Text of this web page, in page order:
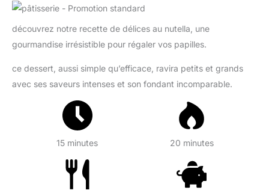
découvrez notre recette de délices au nutella, une
gourmandise irrésistible pour régaler vos papilles.
ce dessert, aussi simple qu’efficace, ravira petits et grands
avec ses saveurs intenses et son fondant incomparable.
15 minutes 20 minutes